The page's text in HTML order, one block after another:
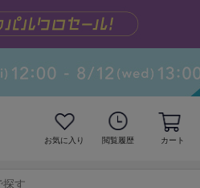
お気に入り 閲覧履歴 カート